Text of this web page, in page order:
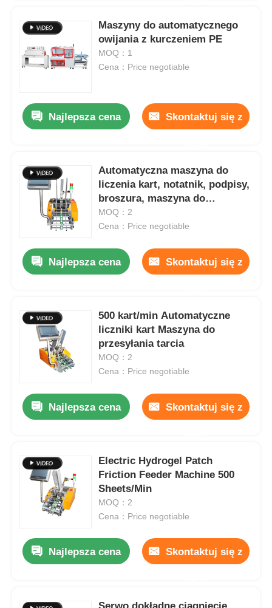
Do domu
filmy
Wycieczka po fabryce
Skontaktuj się z nami
Sprawy
Rotacyjna maszyna do pakowania
Maszyny do automatycznego
owijania z kurczeniem PE
MOQ：1
Cena：Price negotiable
Najlepsza cena Skontaktuj się z
Automatyczna maszyna do
liczenia kart, notatnik, podpisy,
broszura, maszyna do
karmienia
MOQ：2
Cena：Price negotiable
Najlepsza cena Skontaktuj się z
500 kart/min Automatyczne
liczniki kart Maszyna do
przesyłania tarcia
MOQ：2
Cena：Price negotiable
Najlepsza cena Skontaktuj się z
Electric Hydrogel Patch
Friction Feeder Machine 500
Sheets/Min
MOQ：2
Cena：Price negotiable
Najlepsza cena Skontaktuj się z
Serwo dokładne ciągnięcie